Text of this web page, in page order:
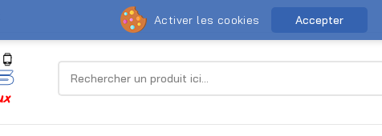
Activer les cookies Accepter